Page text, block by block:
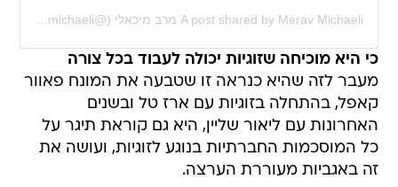
A post shared by Merav Michaeli מרב מיכאלי (@meravmichaeli)
כי היא מוכיחה שזוגיות יכולה לעבוד בכל צורה
מעבר לזה שהיא כנראה זו שטבעה את המונח פאוור
קאפל, בהתחלה בזוגיות עם ארז טל ובשנים
האחרונות עם ליאור שליין, היא גם קוראת תיגר על
כל המוסכמות החברתיות בנוגע לזוגיות, ועושה את
זה באגביות מעוררת הערצה.